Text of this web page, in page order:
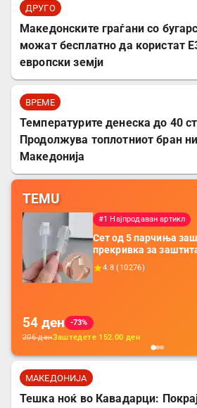
ДРУГО
Mакедонските граѓани со
можат бесплатно да користат
европски земји
ВРЕМЕ
Температурите денеска до 40
Продолжува топлотниот бран
Македонија
TEMU
#1 Најпродаван артикл
Сет од 5 парчиња
прекривка за
додатоци за заштита
батерија, за
4.8 ( 10276)
54 ден
-73%
206денЗаштедете 152.00 ден
МАКЕДОНИЈА
Тешка ноќ во Кавадарци: